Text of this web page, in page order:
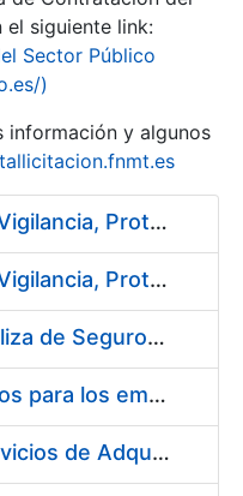
el siguiente link:
Sector Público
)
información y algunos
Servicio de Seguridad (Vigilancia, Protección y Control) en los centros de la FNMT-RCM en Burgos
Servicio de Seguridad (Vigilancia, Protección y Control) en los centros de la FNMT-RCM en Madrid
Contratación de una Póliza de Seguro Colectivo de Asistencia Sanitaria para la Fábrica Nacional de Moneda y Timbre – Real Casa de la Moneda
Contratación de Servicios para los empleados de la Fábrica Nacional de Moneda y Timbre-Real Casa de la Moneda para el año 2020, en ejecución de la sentencia número 511/2020 de la Sala de lo Social del Tribunal Supremo (Cesta de Navidad)
Contratación de los Servicios de Adquisición, Renovación y Mantenimiento de Licencias Software de Ofimática ( 2 lotes)